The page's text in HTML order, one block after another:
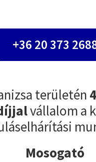
+36 20 373
területén
vállalom a
Mosogató